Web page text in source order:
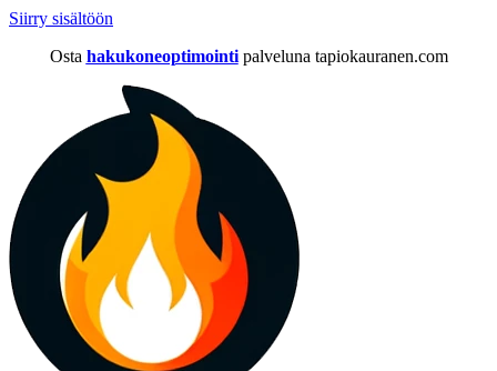
Siirry sisältöön
Osta hakukoneoptimointi palveluna tapiokauranen.com